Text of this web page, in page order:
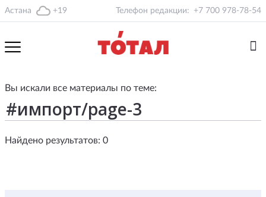
Астана +19 Телефон редакции: +7 700 978-78-54
Вы искали все материалы по теме:
Найдено результатов: 0